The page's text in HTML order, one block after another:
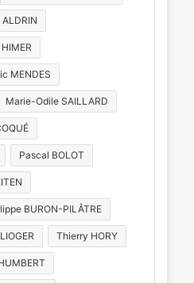
MENDES
Marie-Odile SAILLARD
Pascal BOLOT
BURON-PILÂTRE
Thierry HORY